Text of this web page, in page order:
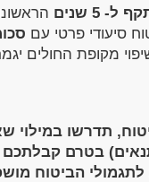
ל- 5 שנים
סיעודי פרטי עם
תדרשו במילוי
בטרם
הביטוח